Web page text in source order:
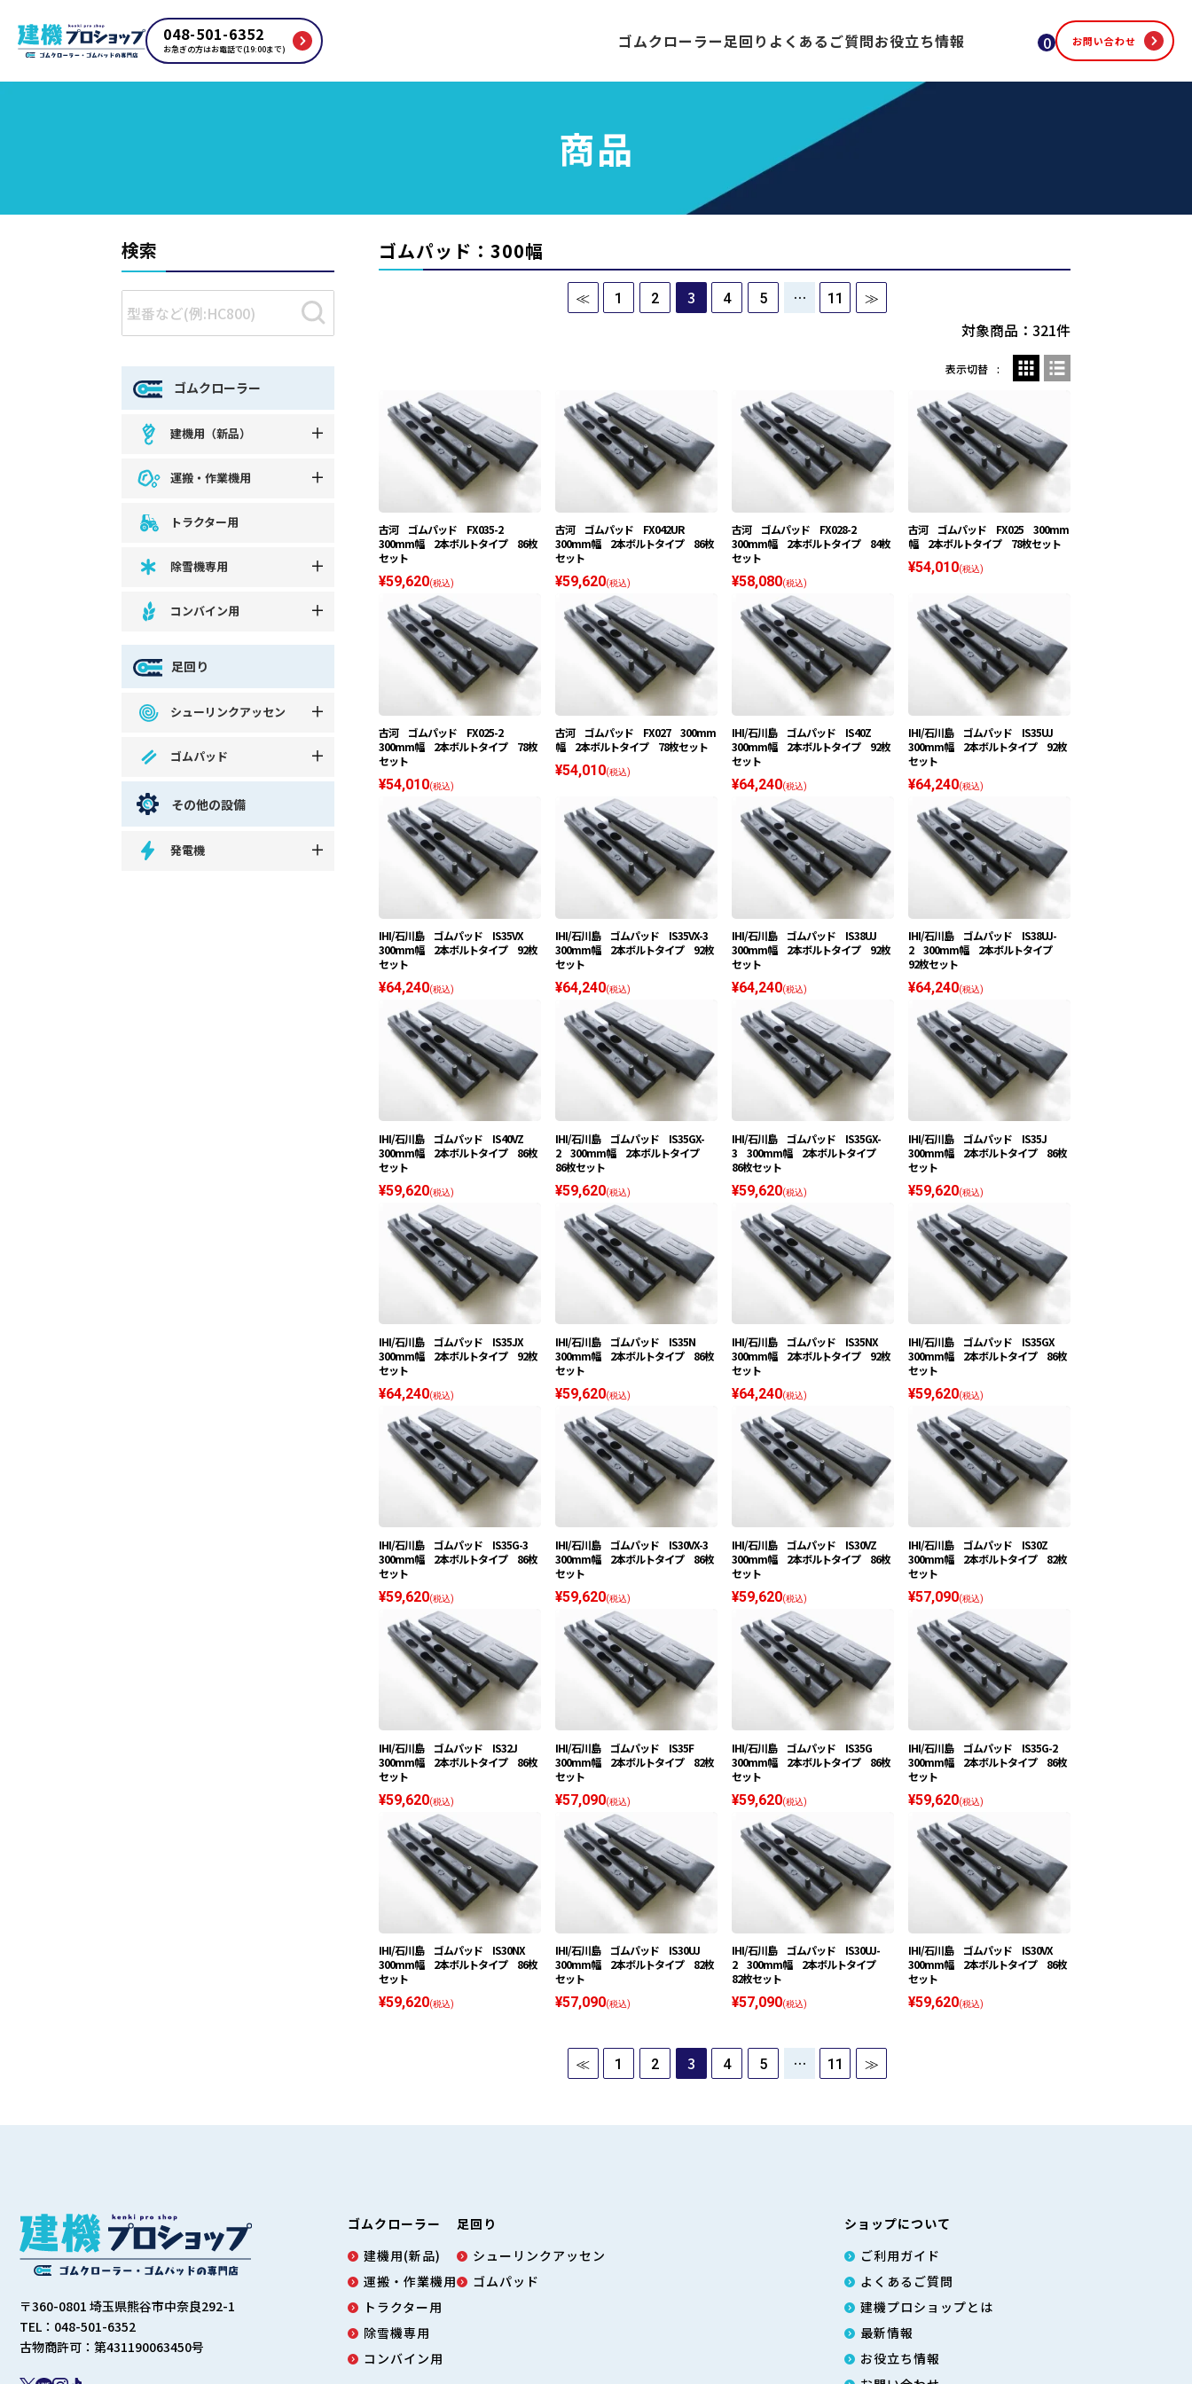
048-501-6352
お急ぎの方はお電話で(19:00まで) ゴムクローラー足回り よくあるご質問お役立ち情報 0 お問い合わせ
商品
ゴムパッド：300幅
≪ 1 2 3 4 5 … 11 ≫
対象商品：321件
表示切替
古河 ゴムパッド FX035-2
300mm幅 2本ボルトタイプ 86枚
セット
¥59,620(税込)
古河 ゴムパッド FX042UR
300mm幅 2本ボルトタイプ 86枚
セット
¥59,620(税込)
古河 ゴムパッド FX028-2
300mm幅 2本ボルトタイプ 84枚
セット
¥58,080(税込)
古河 ゴムパッド FX025 300mm
幅 2本ボルトタイプ 78枚セット
¥54,010(税込)
古河 ゴムパッド FX025-2
300mm幅 2本ボルトタイプ 78枚
セット
¥54,010(税込)
古河 ゴムパッド FX027 300mm
幅 2本ボルトタイプ 78枚セット
¥54,010(税込)
IHI/石川島 ゴムパッド IS40Z
300mm幅 2本ボルトタイプ 92枚
セット
¥64,240(税込)
IHI/石川島 ゴムパッド IS35UJ
300mm幅 2本ボルトタイプ 92枚
セット
¥64,240(税込)
IHI/石川島 ゴムパッド IS35VX
300mm幅 2本ボルトタイプ 92枚
セット
¥64,240(税込)
IHI/石川島 ゴムパッド IS35VX-3
300mm幅 2本ボルトタイプ 92枚
セット
¥64,240(税込)
IHI/石川島 ゴムパッド IS38UJ
300mm幅 2本ボルトタイプ 92枚
セット
¥64,240(税込)
IHI/石川島 ゴムパッド IS38UJ-
2 300mm幅 2本ボルトタイプ
92枚セット
¥64,240(税込)
IHI/石川島 ゴムパッド IS40VZ
300mm幅 2本ボルトタイプ 86枚
セット
¥59,620(税込)
IHI/石川島 ゴムパッド IS35GX-
2 300mm幅 2本ボルトタイプ
86枚セット
¥59,620(税込)
IHI/石川島 ゴムパッド IS35GX-
3 300mm幅 2本ボルトタイプ
86枚セット
¥59,620(税込)
IHI/石川島 ゴムパッド IS35J
300mm幅 2本ボルトタイプ 86枚
セット
¥59,620(税込)
IHI/石川島 ゴムパッド IS35JX
300mm幅 2本ボルトタイプ 92枚
セット
¥64,240(税込)
IHI/石川島 ゴムパッド IS35N
300mm幅 2本ボルトタイプ 86枚
セット
¥59,620(税込)
IHI/石川島 ゴムパッド IS35NX
300mm幅 2本ボルトタイプ 92枚
セット
¥64,240(税込)
IHI/石川島 ゴムパッド IS35GX
300mm幅 2本ボルトタイプ 86枚
セット
¥59,620(税込)
IHI/石川島 ゴムパッド IS35G-3
300mm幅 2本ボルトタイプ 86枚
セット
¥59,620(税込)
IHI/石川島 ゴムパッド IS30VX-3
300mm幅 2本ボルトタイプ 86枚
セット
¥59,620(税込)
IHI/石川島 ゴムパッド IS30VZ
300mm幅 2本ボルトタイプ 86枚
セット
¥59,620(税込)
IHI/石川島 ゴムパッド IS30Z
300mm幅 2本ボルトタイプ 82枚
セット
¥57,090(税込)
IHI/石川島 ゴムパッド IS32J
300mm幅 2本ボルトタイプ 86枚
セット
¥59,620(税込)
IHI/石川島 ゴムパッド IS35F
300mm幅 2本ボルトタイプ 82枚
セット
¥57,090(税込)
IHI/石川島 ゴムパッド IS35G
300mm幅 2本ボルトタイプ 86枚
セット
¥59,620(税込)
IHI/石川島 ゴムパッド IS35G-2
300mm幅 2本ボルトタイプ 86枚
セット
¥59,620(税込)
IHI/石川島 ゴムパッド IS30NX
300mm幅 2本ボルトタイプ 86枚
セット
¥59,620(税込)
IHI/石川島 ゴムパッド IS30UJ
300mm幅 2本ボルトタイプ 82枚
セット
¥57,090(税込)
IHI/石川島 ゴムパッド IS30UJ-
2 300mm幅 2本ボルトタイプ
82枚セット
¥57,090(税込)
IHI/石川島 ゴムパッド IS30VX
300mm幅 2本ボルトタイプ 86枚
セット
¥59,620(税込)
≪ 1 2 3 4 5 … 11 ≫
検索
ゴムクローラー
建機用（新品）
運搬・作業機用
トラクター用
除雪機専用
コンバイン用
足回り
シューリンクアッセン
ゴムパッド
その他の設備
発電機
〒360-0801 埼玉県熊谷市中奈良292-1
TEL：048-501-6352
古物商許可：第431190063450号
ゴムクローラー
建機用(新品)
運搬・作業機用
トラクター用
除雪機専用
コンバイン用
足回り
シューリンクアッセン
ゴムパッド
ショップについて
ご利用ガイド
よくあるご質問
建機プロショップとは
最新情報
お役立ち情報